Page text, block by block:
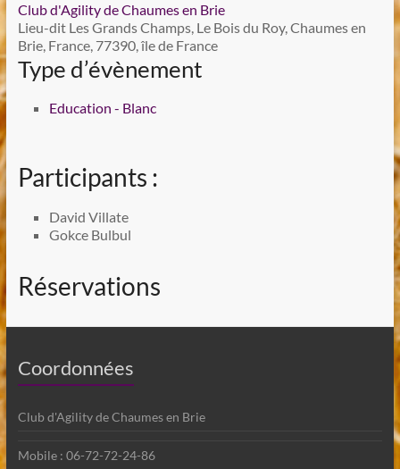
Club d'Agility de Chaumes en Brie
Lieu-dit Les Grands Champs, Le Bois du Roy, Chaumes en
Brie, France, 77390, île de France
Type d’évènement
Education - Blanc
Participants :
David Villate
Gokce Bulbul
Réservations
Coordonnées
Club d'Agility de Chaumes en Brie
Mobile : 06-72-72-24-86